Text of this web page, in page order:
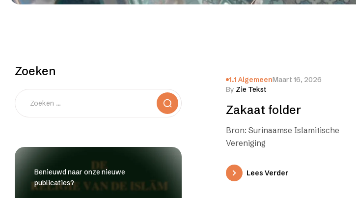
1.1 AlgemeenMaart 16, 2026
By Zie Tekst
Zakaat folder
Bron: Surinaamse Islamitische
Vereniging
Lees Verder
Zoeken
Benieuwd naar onze nieuwe
publicaties?